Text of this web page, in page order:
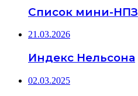
Список мини-НПЗ
21.03.2026
Индекс Нельсона
02.03.2025